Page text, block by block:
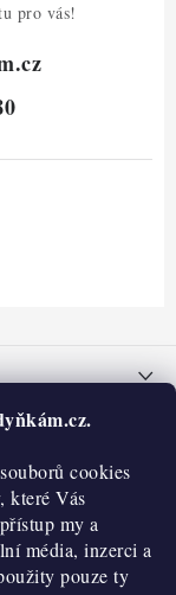
cookies
které Vás
my a
média, inzerci a
pouze ty
pro vás!